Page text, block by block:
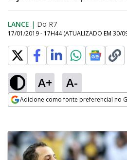
LANCE | Do R7
17/01/2019 - 17H44 (ATUALIZADO EM 30/
A+ A-
Adicione como fonte preferencial no